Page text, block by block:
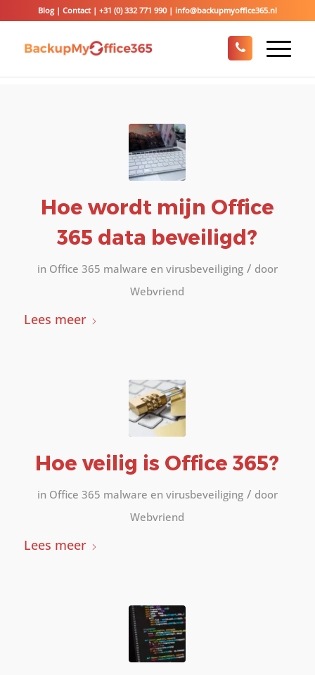
Blog| Contact| +31 (0) 332 771 990| info@backupmyoffice365.nl
Hoe wordt mijn Office
365 data beveiligd?
in Office 365 malware en virusbeveiliging / door
Webvriend
Lees meer
Hoe veilig is Office 365?
in Office 365 malware en virusbeveiliging / door
Webvriend
Lees meer